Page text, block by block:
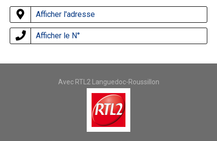
Afficher l'adresse
Afficher le N°
Avec RTL2 Languedoc-Roussillon